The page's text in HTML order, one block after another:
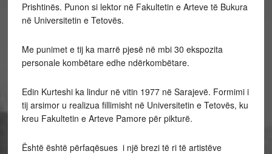
Prishtinës. Punon si lektor në Fakultetin e Arteve të Bukura
në Universitetin e Tetovës.
Me punimet e tij ka marrë pjesë në mbi 30 ekspozita
personale kombëtare edhe ndërkombëtare.
Edin Kurteshi ka lindur në vitin 1977 në Sarajevë. Formimi i
tij arsimor u realizua fillimisht në Universitetin e Tetovës, ku
kreu Fakultetin e Arteve Pamore për pikturë.
Është është përfaqësues i një brezi të ri të artistëve